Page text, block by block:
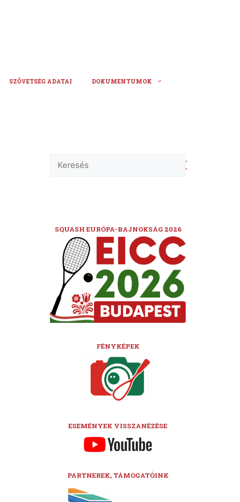
SZÖVETSÉG ADATAI DOKUMENTUMOK
SQUASH EURÓPA-BAJNOKSÁG 2026
FÉNYKÉPEK
ESEMÉNYEK VISSZANÉZÉSE
PARTNEREK, TÁMOGATÓINK